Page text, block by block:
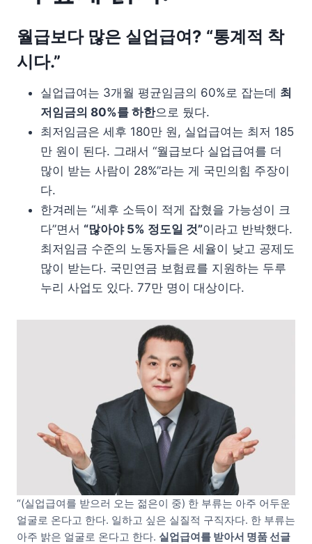
월급보다 많은 실업급여? “통계적 착
시다.”
실업급여는 3개월 평균임금의 60%로 잡는데 최
저임금의 80%를 하한으로 뒀다.
최저임금은 세후 180만 원, 실업급여는 최저 185
만 원이 된다. 그래서 “월급보다 실업급여를 더
많이 받는 사람이 28%”라는 게 국민의힘 주장이
다.
한겨레는 “세후 소득이 적게 잡혔을 가능성이 크
다”면서 “많아야 5% 정도일 것”이라고 반박했다.
최저임금 수준의 노동자들은 세율이 낮고 공제도
많이 받는다. 국민연금 보험료를 지원하는 두루
누리 사업도 있다. 77만 명이 대상이다.
“(실업급여를 받으러 오는 젊은이 중) 한 부류는 아주 어두운
얼굴로 온다고 한다. 일하고 싶은 실질적 구직자다. 한 부류는
아주 밝은 얼굴로 온다고 한다. 실업급여를 받아서 명품 선글